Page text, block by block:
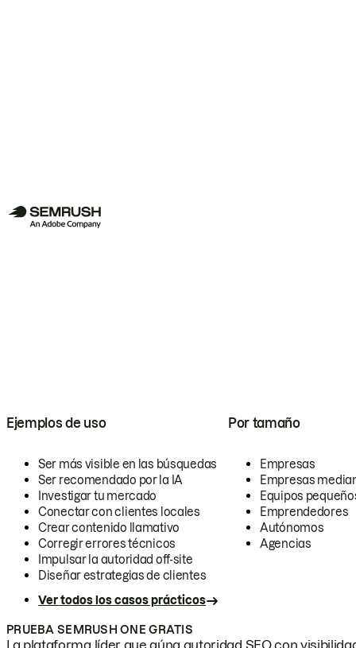
Ejemplos de uso
Ser más visible en las búsquedas
Ser recomendado por la IA
Investigar tu mercado
Conectar con clientes locales
Crear contenido llamativo
Corregir errores técnicos
Impulsar la autoridad off-site
Diseñar estrategias de clientes
Ver todos los casos prácticos
Por tamaño
Empresas
Empresas
Equipos
Emprendedores
Autónomos
Agencias
PRUEBA SEMRUSH ONE GRATIS
La plataforma líder que aúna autoridad SEO con